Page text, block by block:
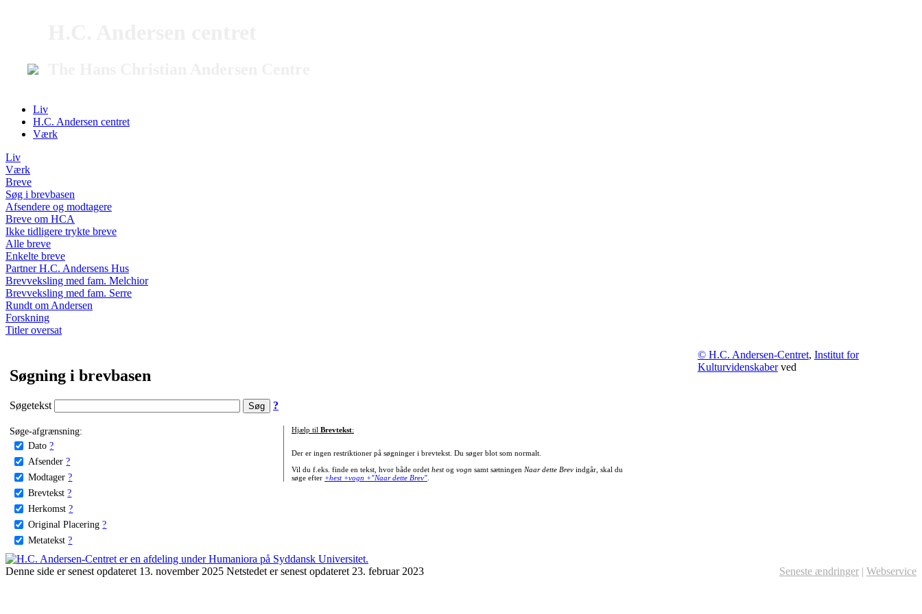
Liv
H.C. Andersen centret
Værk
Liv
Værk
Breve
Søg i brevbasen
Afsendere og modtagere
Breve om HCA
Ikke tidligere trykte breve
Alle breve
Enkelte breve
Partner H.C. Andersens Hus
Brevveksling med fam. Melchior
Brevveksling med fam. Serre
Rundt om Andersen
Forskning
Titler oversat
Søgning i brevbasen
Søgetekst ?
Søge-afgrænsning:
Dato ?
Afsender ?
Modtager ?
Brevtekst ?
Herkomst ?
Original Placering ?
Metatekst ?
Hjælp til Brevtekst:
Der er ingen restriktioner på søgninger i brevtekst. Du søger blot som normalt.
Vil du f.eks. finde en tekst, hvor både ordet hestog vogn samt sætningen Naar dette Brevindgår, skal du
søge efter +hest +vogn +"Naar dette Brev".
© H.C. Andersen-Centret, Institut for
Kulturvidenskaberved
Denne side er senest opdateret 13. november 2025 Netstedet er senest opdateret 23. februar 2023 Seneste ændringer | Webservice